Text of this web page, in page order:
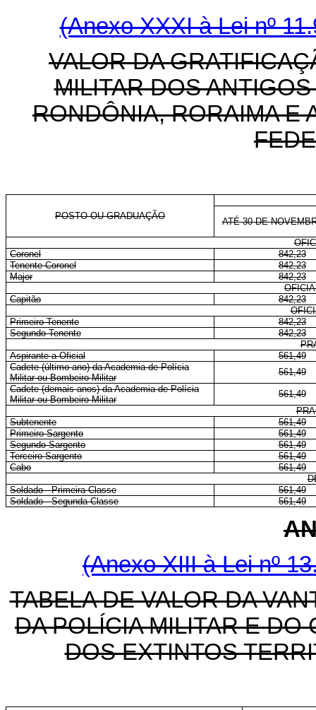
(Anexo XXXI à Lei nº
VALOR DA
MILITAR DOS
RONDÔNIA, RORAIMA E
POSTO OU GRADUAÇÃO
ATÉ 30 DE
Coronel
842,23
Tenente-Coronel
842,23
Major
842,23
Capitão
842,23
Primeiro-Tenente
842,23
Segundo-Tenente
842,23
Aspirante a Oficial
561,49
Cadete (último ano) da Academia de Polícia
Militar ou Bombeiro Militar
561,49
Cadete (demais anos) da Academia de Polícia
Militar ou Bombeiro Militar
561,49
Subtenente
561,49
Primeiro-Sargento
561,49
Segundo-Sargento
561,49
Terceiro-Sargento
561,49
Cabo
561,49
Soldado - Primeira Classe
561,49
Soldado - Segunda Classe
561,49
(Anexo XIII à Lei nº
TABELA DE VALOR DA
DA POLÍCIA MILITAR E DO
DOS EXTINTOS